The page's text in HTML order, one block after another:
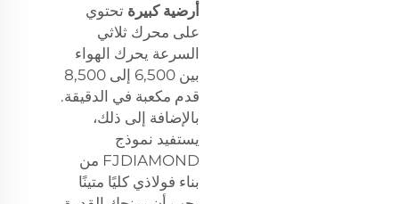
أرضية كبيرة تحتوي
على محرك ثلاثي
السرعة يحرك الهواء
بين 6,500 إلى 8,500
قدم مكعبة في الدقيقة.
بالإضافة إلى ذلك،
يستفيد نموذج
FJDIAMOND من
بناء فولاذي كليًا متينًا